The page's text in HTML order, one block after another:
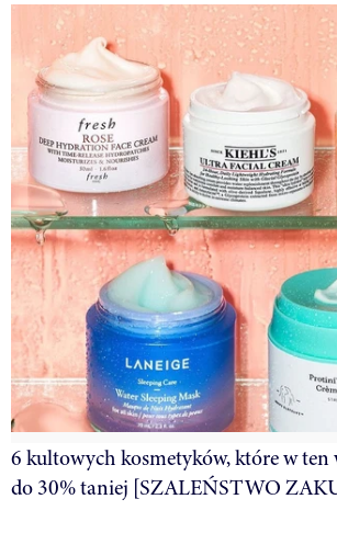
6 kultowych kosmetyków, które w ten
do 30% taniej [SZALEŃSTWO